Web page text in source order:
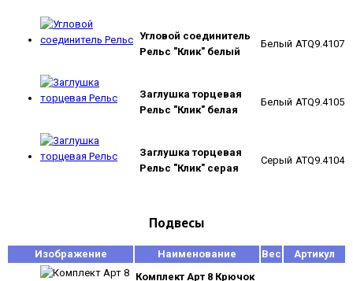
Угловой соединитель
Рельс "Клик" белый
Белый ATQ9.4107
Заглушка торцевая
Рельс "Клик" белая
Белый ATQ9.4105
Заглушка торцевая
Рельс "Клик" серая
Серый ATQ9.4104
Подвесы
Изображение Наименование Вес
Артикул
Комплект Арт 8 Крючок